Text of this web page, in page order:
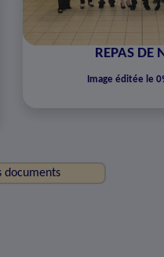
REPAS DE
Image éditée le
documents